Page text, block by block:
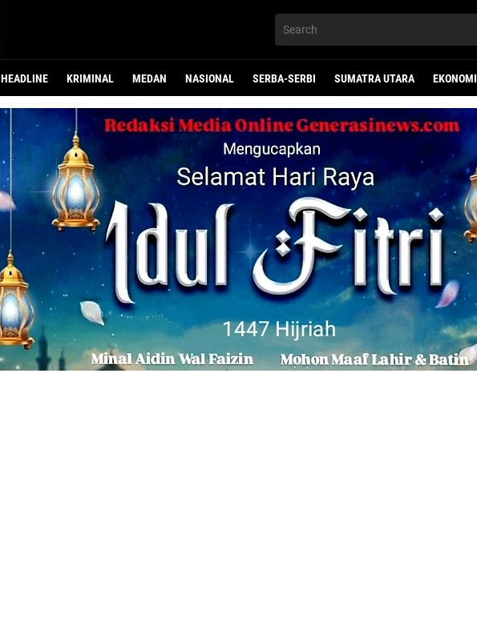
HEADLINE KRIMINAL MEDAN NASIONAL SERBA-SERBI SUMATRA UTARA EKONOMI